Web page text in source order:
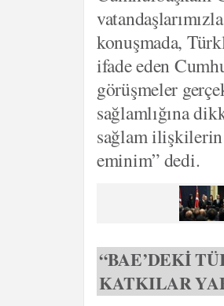
konuşmada,
ifade eden
görüşmeler
sağlamlığına
sağlam ilişkilerin
eminim” dedi.
“BAE’DEKİ
KATKILAR